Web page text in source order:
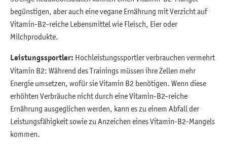
begünstigen, aber auch eine vegane Ernährung mit Verzicht auf
Vitamin-B2-reiche Lebensmittel wie Fleisch, Eier oder
Milchprodukte.
Leistungssportler: Hochleistungssportler verbrauchen vermehrt
Vitamin B2: Während des Trainings müssen ihre Zellen mehr
Energie umsetzen, wofür sie Vitamin B2 benötigen. Wenn diese
erhöhten Verbräuche nicht durch eine Vitamin-B2-reiche
Ernährung ausgeglichen werden, kann es zu einem Abfall der
Leistungsfähigkeit sowie zu Anzeichen eines Vitamin-B2-Mangels
kommen.